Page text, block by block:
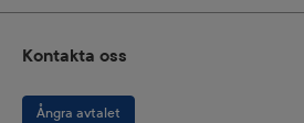
Kontakta oss
Ångra avtalet